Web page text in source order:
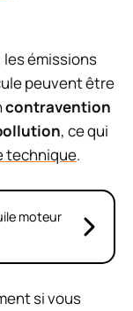
émissions
peuvent être
contravention
, ce qui
technique.
moteur
si vous